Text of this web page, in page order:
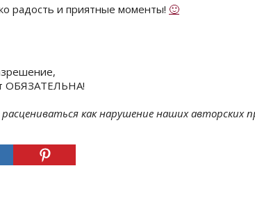
радость и приятные моменты! 🙂
ОБЯЗАТЕЛЬНА!
как нарушение наших авторских